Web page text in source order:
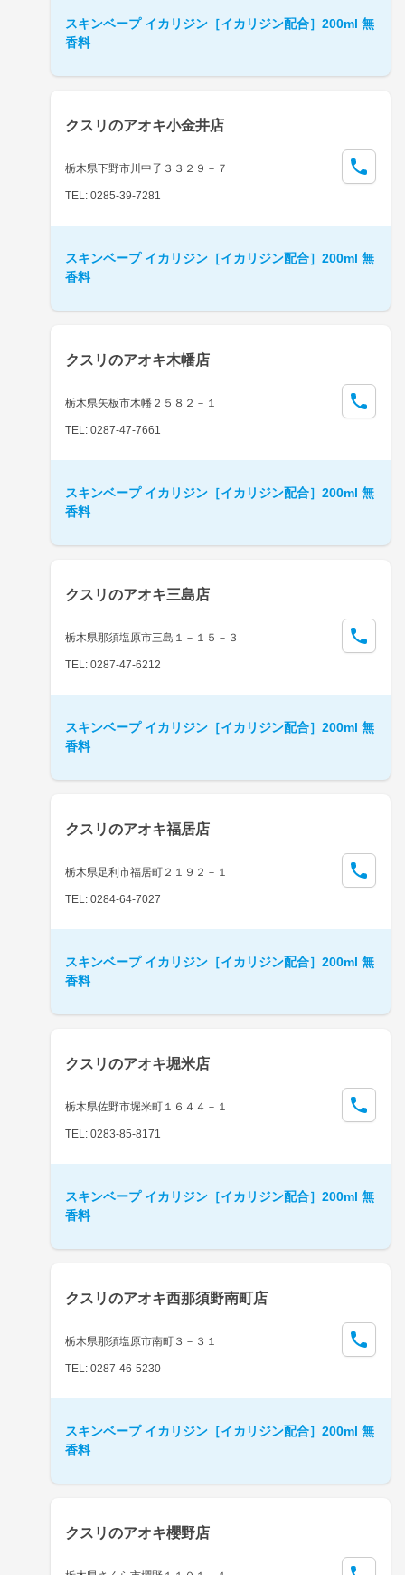
スキンベープ イカリジン［イカリジン配合］200ml 無
香料
クスリのアオキ小金井店
栃木県下野市川中子３３２９－７
TEL: 0285-39-7281
スキンベープ イカリジン［イカリジン配合］200ml 無
香料
クスリのアオキ木幡店
栃木県矢板市木幡２５８２－１
TEL: 0287-47-7661
スキンベープ イカリジン［イカリジン配合］200ml 無
香料
クスリのアオキ三島店
栃木県那須塩原市三島１－１５－３
TEL: 0287-47-6212
スキンベープ イカリジン［イカリジン配合］200ml 無
香料
クスリのアオキ福居店
栃木県足利市福居町２１９２－１
TEL: 0284-64-7027
スキンベープ イカリジン［イカリジン配合］200ml 無
香料
クスリのアオキ堀米店
栃木県佐野市堀米町１６４４－１
TEL: 0283-85-8171
スキンベープ イカリジン［イカリジン配合］200ml 無
香料
クスリのアオキ西那須野南町店
栃木県那須塩原市南町３－３１
TEL: 0287-46-5230
スキンベープ イカリジン［イカリジン配合］200ml 無
香料
クスリのアオキ櫻野店